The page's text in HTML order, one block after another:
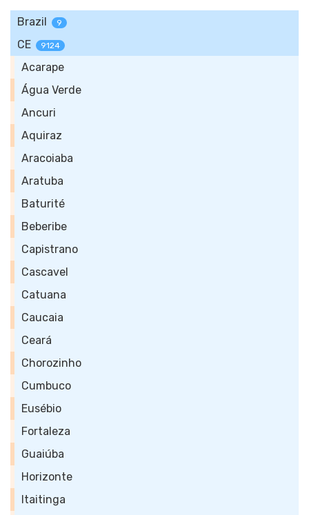
Brazil 9
CE 9124
Acarape
Água Verde
Ancuri
Aquiraz
Aracoiaba
Aratuba
Baturité
Beberibe
Capistrano
Cascavel
Catuana
Caucaia
Ceará
Chorozinho
Cumbuco
Eusébio
Fortaleza
Guaiúba
Horizonte
Itaitinga